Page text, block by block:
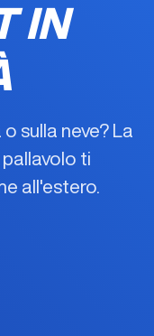
IN
sulla neve? La
ti
all'estero.